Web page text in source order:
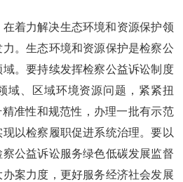
着力解决生态环境和资源保护领
。生态环境和资源保护是检察公
。要持续发挥检察公益诉讼制度
域、区域环境资源问题，紧紧扭
准性和规范性，办理一批有示范
以检察履职促进系统治理。要以
公益诉讼服务绿色低碳发展监督
案力度，更好服务经济社会发展